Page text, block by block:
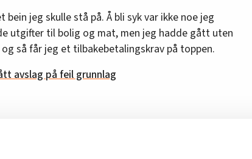
bein jeg skulle stå på. Å bli syk var ikke noe jeg
utgifter til bolig og mat, men jeg hadde gått uten
så får jeg et tilbakebetalingskrav på toppen.
avslag på feil grunnlag
som tenner håpet. I andre enden forteller